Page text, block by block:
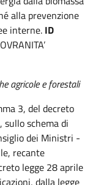
alla prevenzione
interne. ID
agricole e forestali
3, del decreto
schema di
dei Ministri -
recante
legge 28 aprile
dalla legge